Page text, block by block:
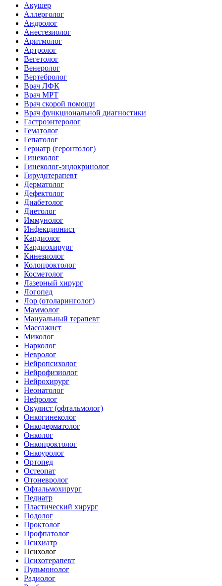
Акушер
Аллерголог
Андролог
Анестезиолог
Аритмолог
Артролог
Вегетолог
Венеролог
Вертебролог
Врач ЛФК
Врач МРТ
Врач скорой помощи
Врач функциональной диагностики
Гастроэнтеролог
Гематолог
Гепатолог
Гериатр (геронтолог)
Гинеколог
Гинеколог-эндокринолог
Гирудотерапевт
Дерматолог
Дефектолог
Диабетолог
Диетолог
Иммунолог
Инфекционист
Кардиолог
Кардиохирург
Кинезиолог
Колопроктолог
Косметолог
Лазерный хирург
Логопед
Лор (отоларинголог)
Маммолог
Мануальный терапевт
Массажист
Миколог
Нарколог
Невролог
Нейропсихолог
Нейрофизиолог
Нейрохирург
Неонатолог
Нефролог
Окулист (офтальмолог)
Онкогинеколог
Онкодерматолог
Онколог
Онкопроктолог
Онкоуролог
Ортопед
Остеопат
Отоневролог
Офтальмохирург
Педиатр
Пластический хирург
Подолог
Проктолог
Профпатолог
Психиатр
Психолог
Психотерапевт
Пульмонолог
Радиолог